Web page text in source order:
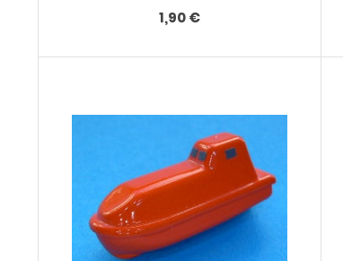
1,90 €